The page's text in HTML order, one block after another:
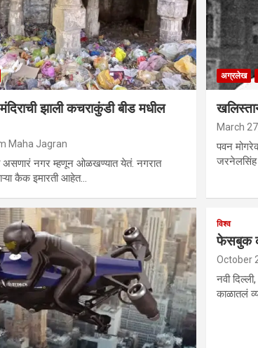
झाली कचराकुंडी बीड मधील
Maha Jagran
असणारं नगर म्हणून ओळखण्यात येतं. नगरात
कैक इमारती आहेत…
अग्रलेख
March
पवन
जरनेलसिंह
विश्व
फेसबुक
October
नवी
काळातलं